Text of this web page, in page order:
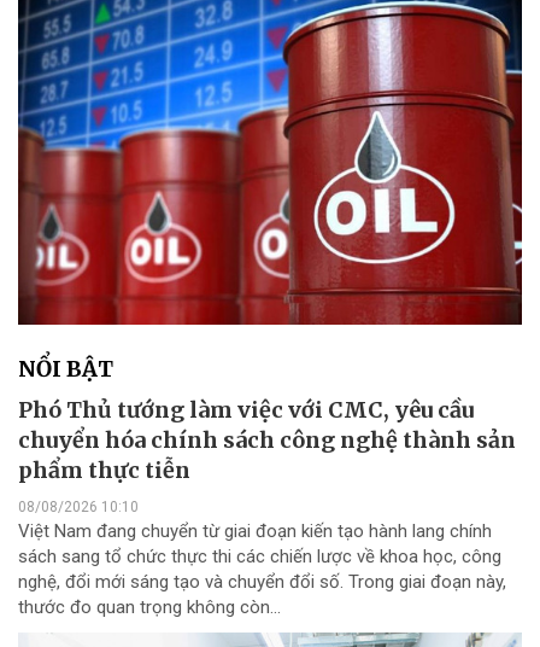
NỔI BẬT
Phó Thủ tướng làm việc với CMC, yêu cầu
chuyển hóa chính sách công nghệ thành sản
phẩm thực tiễn
08/08/2026 10:10
Việt Nam đang chuyển từ giai đoạn kiến tạo hành lang chính
sách sang tổ chức thực thi các chiến lược về khoa học, công
nghệ, đổi mới sáng tạo và chuyển đổi số. Trong giai đoạn này,
thước đo quan trọng không còn...